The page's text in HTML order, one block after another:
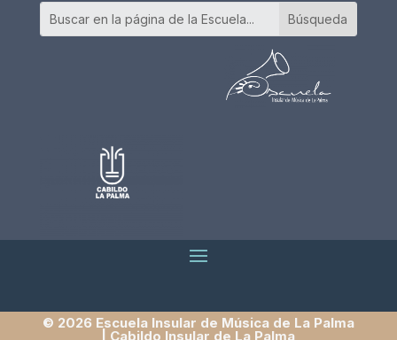
© 2026 Escuela Insular de Música de La Palma
| Cabildo Insular de La Palma